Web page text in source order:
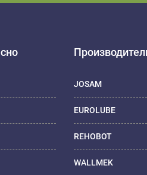
JOSAM
EUROLUBE
REHOBOT
WALLMEK